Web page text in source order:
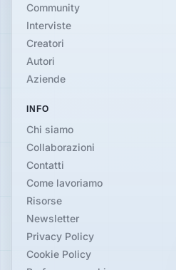
Community
Interviste
Creatori
Autori
Aziende
INFO
Chi siamo
Collaborazioni
Contatti
Come lavoriamo
Risorse
Newsletter
Privacy Policy
Cookie Policy